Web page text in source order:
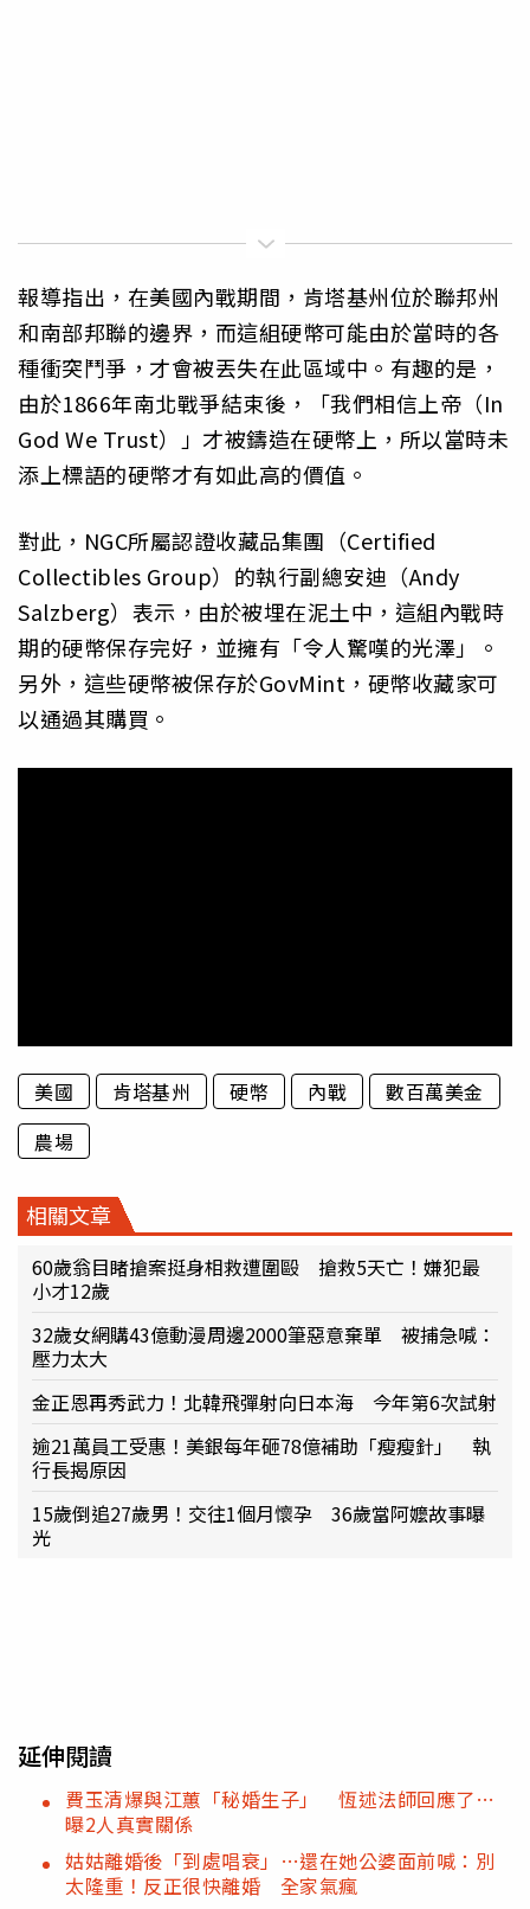
報導指出，在美國內戰期間，肯塔基州位於聯邦州
和南部邦聯的邊界，而這組硬幣可能由於當時的各
種衝突鬥爭，才會被丟失在此區域中。有趣的是，
由於1866年南北戰爭結束後，「我們相信上帝（In
God We Trust）」才被鑄造在硬幣上，所以當時未
添上標語的硬幣才有如此高的價值。
對此，NGC所屬認證收藏品集團（Certified
Collectibles Group）的執行副總安迪（Andy
Salzberg）表示，由於被埋在泥土中，這組內戰時
期的硬幣保存完好，並擁有「令人驚嘆的光澤」。
另外，這些硬幣被保存於GovMint，硬幣收藏家可
以通過其購買。
美國 肯塔基州 硬幣 內戰
數百萬美金
農場
相關文章
60歲翁目睹搶案挺身相救遭圍毆 搶救5天亡！嫌犯最
小才12歲
32歲女網購43億動漫周邊2000筆惡意棄單 被捕急喊：
壓力太大
金正恩再秀武力！北韓飛彈射向日本海 今年第6次試射
逾21萬員工受惠！美銀每年砸78億補助「瘦瘦針」 執
行長揭原因
15歲倒追27歲男！交往1個月懷孕 36歲當阿嬤故事曝
光
延伸閱讀
費玉清爆與江蕙「秘婚生子」 恆述法師回應了…
曝2人真實關係
姑姑離婚後「到處唱衰」…還在她公婆面前喊：別
太隆重！反正很快離婚 全家氣瘋